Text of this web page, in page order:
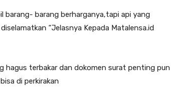
barang- barang berharganya,tapi api yang
“Jelasnya Kepada Matalensa.id
hagus terbakar dan dokomen surat penting pun
di perkirakan